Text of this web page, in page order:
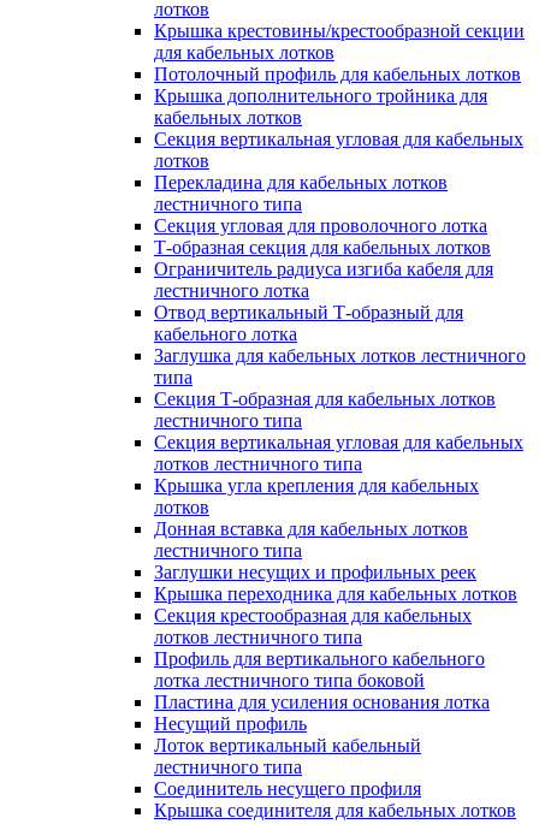
лотков
Крышка крестовины/крестообразной секции
для кабельных лотков
Потолочный профиль для кабельных лотков
Крышка дополнительного тройника для
кабельных лотков
Секция вертикальная угловая для кабельных
лотков
Перекладина для кабельных лотков
лестничного типа
Секция угловая для проволочного лотка
Т-образная секция для кабельных лотков
Ограничитель радиуса изгиба кабеля для
лестничного лотка
Отвод вертикальный Т-образный для
кабельного лотка
Заглушка для кабельных лотков лестничного
типа
Секция Т-образная для кабельных лотков
лестничного типа
Секция вертикальная угловая для кабельных
лотков лестничного типа
Крышка угла крепления для кабельных
лотков
Донная вставка для кабельных лотков
лестничного типа
Заглушки несущих и профильных реек
Крышка переходника для кабельных лотков
Секция крестообразная для кабельных
лотков лестничного типа
Профиль для вертикального кабельного
лотка лестничного типа боковой
Пластина для усиления основания лотка
Несущий профиль
Лоток вертикальный кабельный
лестничного типа
Соединитель несущего профиля
Крышка соединителя для кабельных лотков